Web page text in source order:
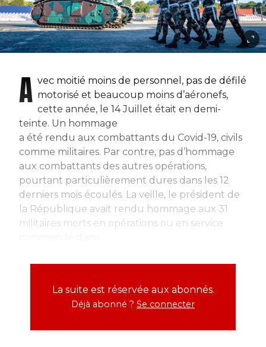
A vec moitié moins de personnel, pas de défilé
motorisé et beaucoup moins d’aéronefs,
cette année, le 14 Juillet était en demi-
teinte. Un hommage
a été rendu aux combattants du Covid-19, civils
comme militaires. Par contre, pas d’hommage
aux combattants des autres opérations,
pourtant particulièrement dures dans les 12
derniers mois écoulés. La veille, le président de
la République avait rendu hommage aux 31
militaires morts en opérations ou en service
La suite est réservée aux abonnés.
Déjà abonné ? Se connecter